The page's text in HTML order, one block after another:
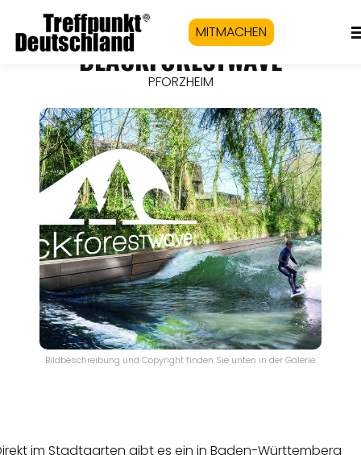
MITMACHEN
BLACKFORESTWAVE
PFORZHEIM
Bildbeschreibung und Copyright finden Sie unten in der Galerie.
im Stadtgarten gibt es ein in Baden-Württemberg